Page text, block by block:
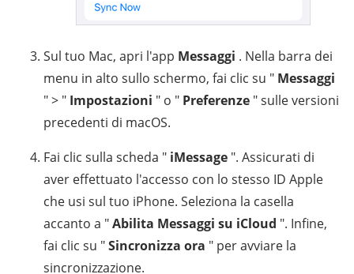
Sul tuo Mac, apri l'app Messaggi . Nella barra dei
menu in alto sullo schermo, fai clic su " Messaggi
" > " Impostazioni " o " Preferenze " sulle versioni
precedenti di macOS.
Fai clic sulla scheda " iMessage ". Assicurati di
aver effettuato l'accesso con lo stesso ID Apple
che usi sul tuo iPhone. Seleziona la casella
accanto a "Abilita Messaggi su iCloud ". Infine,
fai clic su "Sincronizza ora " per avviare la
sincronizzazione.